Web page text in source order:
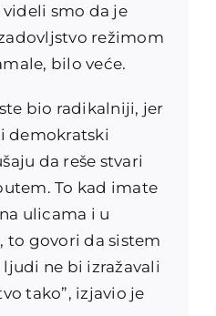
videli smo da je
režimom
bilo veće.
bio radikalniji, jer
demokratski
da reše stvari
To kad imate
ulicama i u
govori da sistem
ne bi izražavali
tako”, izjavio je